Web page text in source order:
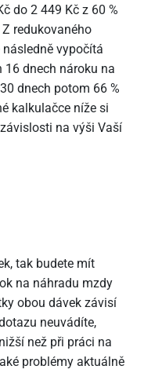
do 2 449 Kč z 60 %
redukovaného
vypočítá
16 dnech nároku na
dnech potom 66 %
kalkulačce níže si
na výši Vaší
tak budete mít
na náhradu mzdy
obou dávek závisí
neuvádíte,
než při práci na
problémy aktuálně